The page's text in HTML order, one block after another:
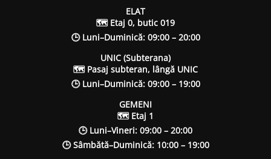
ELAT
🗺 Etaj 0, butic 019
🕒 Luni–Duminică: 09:00 – 20:00
UNIC (Subterana)
🗺 Pasaj subteran, lângă UNIC
🕒 Luni–Duminică: 09:00 – 19:00
GEMENI
🗺 Etaj 1
🕒 Luni–Vineri: 09:00 – 20:00
🕒 Sâmbătă–Duminică: 10:00 – 19:00